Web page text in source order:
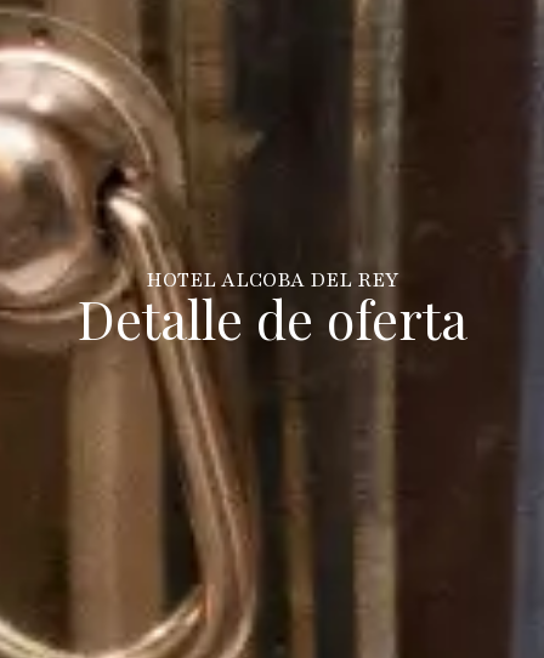
HOTEL ALCOBA DEL REY
Detalle de oferta